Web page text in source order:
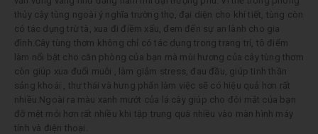
thủy cây tùng ngoài ý nghĩa trường thọ, đại diện cho khí tiết, tùng còn
có tác dụng trừ tà, xua đi điềm xấu, đem đến sự an lành cho gia
đình.Cây tùng thơm không chỉ có tác dụng trong trang trí, tô điểm
làm nổi bật cho căn phòng của bạn mà mùi hương của cây tùng thơm
còn giúp xua đuổi muỗi , làm giảm stress, đau đầu, giúp tinh thần
sảng khoái , thư thái và hưng phấn làm việc sẽ có hiệu quả hơn rất
nhiều.Ngoài ra màu xanh mướt của lá cây giúp cho đôi mắt của bạn
đỡ mệt mỏi hơn rất nhiều khi tập trung quá nhiều vào màn hình máy
tính và điện thoại.